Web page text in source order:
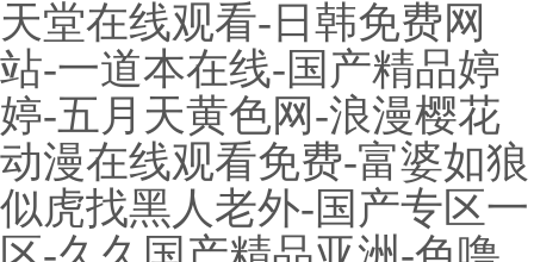
天堂在线观看-日韩免费网
站-一道本在线-国产精品婷
婷-五月天黄色网-浪漫樱花
动漫在线观看免费-富婆如狼
似虎找黑人老外-国产专区一